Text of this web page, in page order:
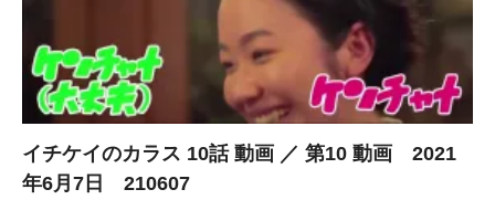
イチケイのカラス 10話 動画 ／ 第10 動画 2021
年6月7日 210607